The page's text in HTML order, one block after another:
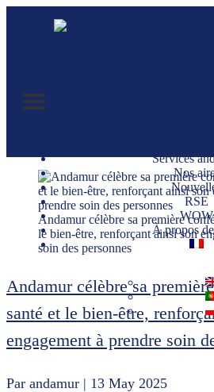
Services
Nos
RSE
WOW
À propos
Andamur célèbre sa première
le bien-être, renforçant ainsi son
soin des personnes
Andamur célèbre sa
santé et le bien-être,
engagement à prendre soin
Par andamur | 13 May 2025